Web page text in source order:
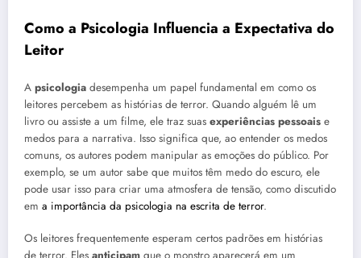
Como a Psicologia Influencia a Expectativa do
Leitor
A psicologia desempenha um papel fundamental em como os
leitores percebem as histórias de terror. Quando alguém lê um
livro ou assiste a um filme, ele traz suas experiências pessoais e
medos para a narrativa. Isso significa que, ao entender os medos
comuns, os autores podem manipular as emoções do público. Por
exemplo, se um autor sabe que muitos têm medo do escuro, ele
pode usar isso para criar uma atmosfera de tensão, como discutido
em a importância da psicologia na escrita de terror.
Os leitores frequentemente esperam certos padrões em histórias